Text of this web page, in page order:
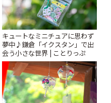
キュートなミニチュアに思わず
夢中♪鎌倉「イクスタン」で出
会う小さな世界 | ことりっぷ